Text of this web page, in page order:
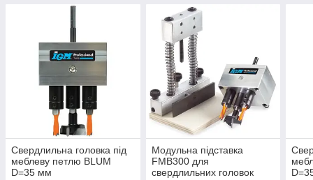
Свердлильна головка під
меблеву петлю BLUM
D=35 мм
Модульна підставка
FMB300 для
свердлильних головок